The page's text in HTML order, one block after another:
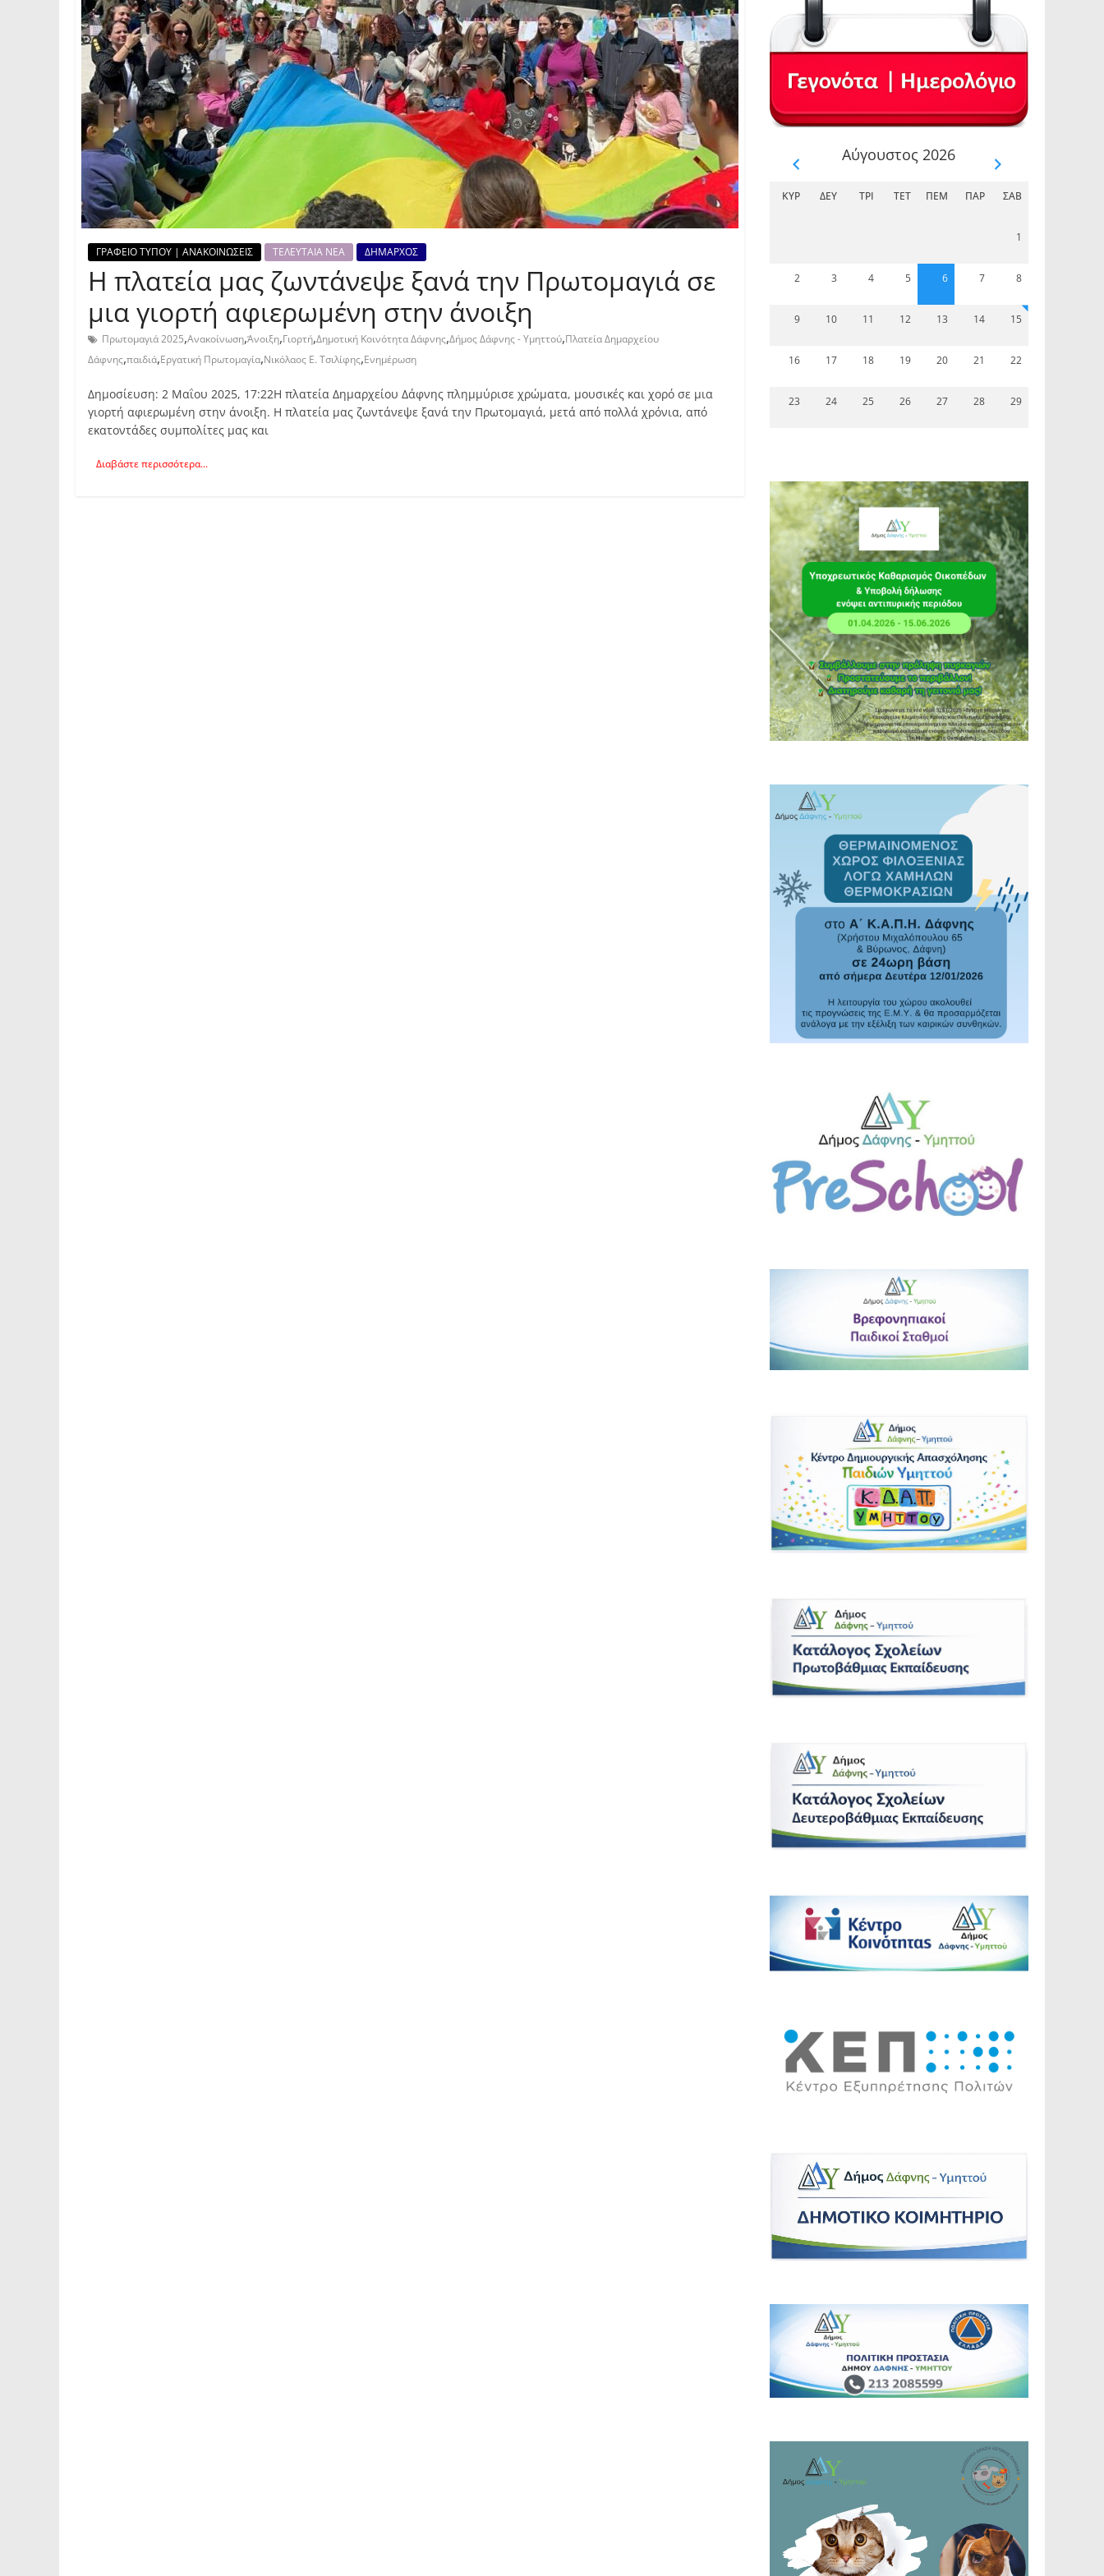
ΓΡΑΦΕΙΟ ΤΥΠΟΥ | ΑΝΑΚΟΙΝΩΣΕΙΣ ΤΕΛΕΥΤΑΙΑ ΝΕΑ ΔΗΜΑΡΧΟΣ
Η πλατεία μας ζωντάνεψε ξανά την Πρωτομαγιά σε
μια γιορτή αφιερωμένη στην άνοιξη
Πρωτομαγιά 2025,Ανακοίνωση,Άνοιξη,Γιορτή,Δημοτική Κοινότητα Δάφνης,Δήμος Δάφνης - Υμηττού,Πλατεία Δημαρχείου
Δάφνης,παιδιά,Εργατική Πρωτομαγία,Νικόλαος Ε. Τσιλίφης,Ενημέρωση
Δημοσίευση: 2 Μαΐου 2025, 17:22H πλατεία Δημαρχείου Δάφνης πλημμύρισε χρώματα, μουσικές και χορό σε μια
γιορτή αφιερωμένη στην άνοιξη. Η πλατεία μας ζωντάνεψε ξανά την Πρωτομαγιά, μετά από πολλά χρόνια, από
εκατοντάδες συμπολίτες μας και
Διαβάστε περισσότερα...
Αύγουστος 2026
ΚΥΡ ΔΕΥ ΤΡΊ ΤΕΤ ΠΈΜ ΠΑΡ ΣΆΒ
1
2 3 4 5 6 7 8
9 10 11 12 13 14 15
16 17 18 19 20 21 22
23 24 25 26 27 28 29